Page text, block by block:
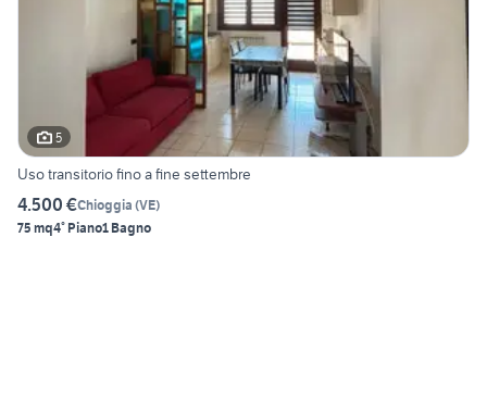
5
Uso transitorio fino a fine settembre
4.500 €Chioggia (VE)
75 mq4° Piano1 Bagno